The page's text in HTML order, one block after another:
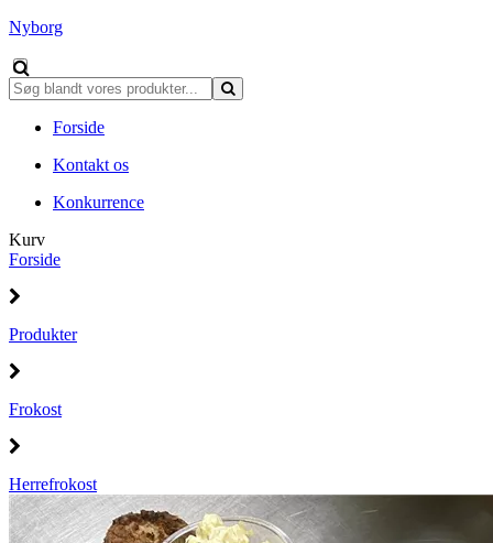
Nyborg
Forside
Kontakt os
Konkurrence
Kurv
Forside
Produkter
Frokost
Herrefrokost